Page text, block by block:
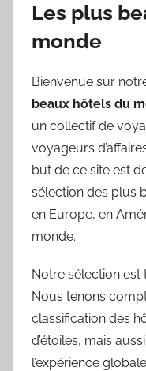
Les plus
monde
Bienvenue sur
beaux hôtels du
un collectif de
voyageurs
but de ce site est
sélection des plus
en Europe, en
monde.
Notre sélection est
Nous tenons
classification des
d’étoiles, mais
l’expérience